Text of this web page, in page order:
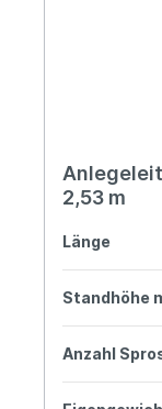
2,53 m
Länge
Standhöhe
Anzahl